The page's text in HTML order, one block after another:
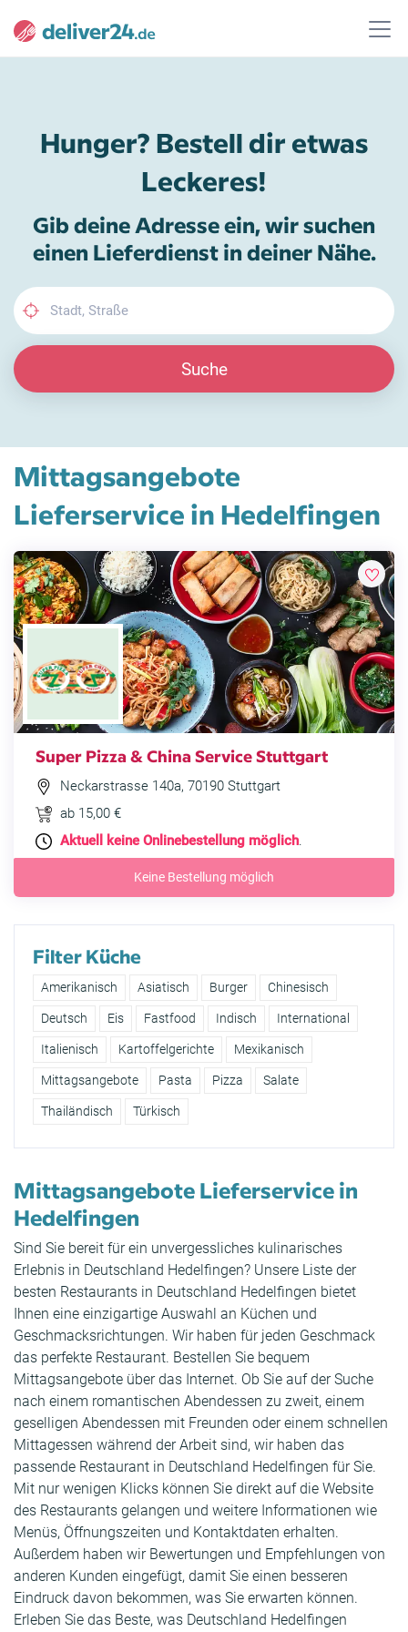
Hunger? Bestell dir etwas
Leckeres!
Gib deine Adresse ein, wir suchen
einen Lieferdienst in deiner Nähe.
Suche
Mittagsangebote
Lieferservice in Hedelfingen
Super Pizza & China Service Stuttgart
Neckarstrasse 140a, 70190 Stuttgart
ab 15,00 €
Aktuell keine Onlinebestellung möglich.
Keine Bestellung möglich
Filter Küche
Amerikanisch Asiatisch Burger Chinesisch
Deutsch Eis Fastfood Indisch International
Italienisch Kartoffelgerichte Mexikanisch
Mittagsangebote Pasta Pizza Salate
Thailändisch Türkisch
Mittagsangebote Lieferservice in
Hedelfingen
Sind Sie bereit für ein unvergessliches kulinarisches
Erlebnis in Deutschland Hedelfingen? Unsere Liste der
besten Restaurants in Deutschland Hedelfingen bietet
Ihnen eine einzigartige Auswahl an Küchen und
Geschmacksrichtungen. Wir haben für jeden Geschmack
das perfekte Restaurant. Bestellen Sie bequem
Mittagsangebote über das Internet. Ob Sie auf der Suche
nach einem romantischen Abendessen zu zweit, einem
geselligen Abendessen mit Freunden oder einem schnellen
Mittagessen während der Arbeit sind, wir haben das
passende Restaurant in Deutschland Hedelfingen für Sie.
Mit nur wenigen Klicks können Sie direkt auf die Website
des Restaurants gelangen und weitere Informationen wie
Menüs, Öffnungszeiten und Kontaktdaten erhalten.
Außerdem haben wir Bewertungen und Empfehlungen von
anderen Kunden eingefügt, damit Sie einen besseren
Eindruck davon bekommen, was Sie erwarten können.
Erleben Sie das Beste, was Deutschland Hedelfingen